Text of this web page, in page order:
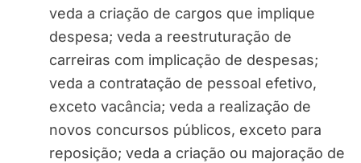
veda a criação de cargos que implique
despesa; veda a reestruturação de
carreiras com implicação de despesas;
veda a contratação de pessoal efetivo,
exceto vacância; veda a realização de
novos concursos públicos, exceto para
reposição; veda a criação ou majoração de